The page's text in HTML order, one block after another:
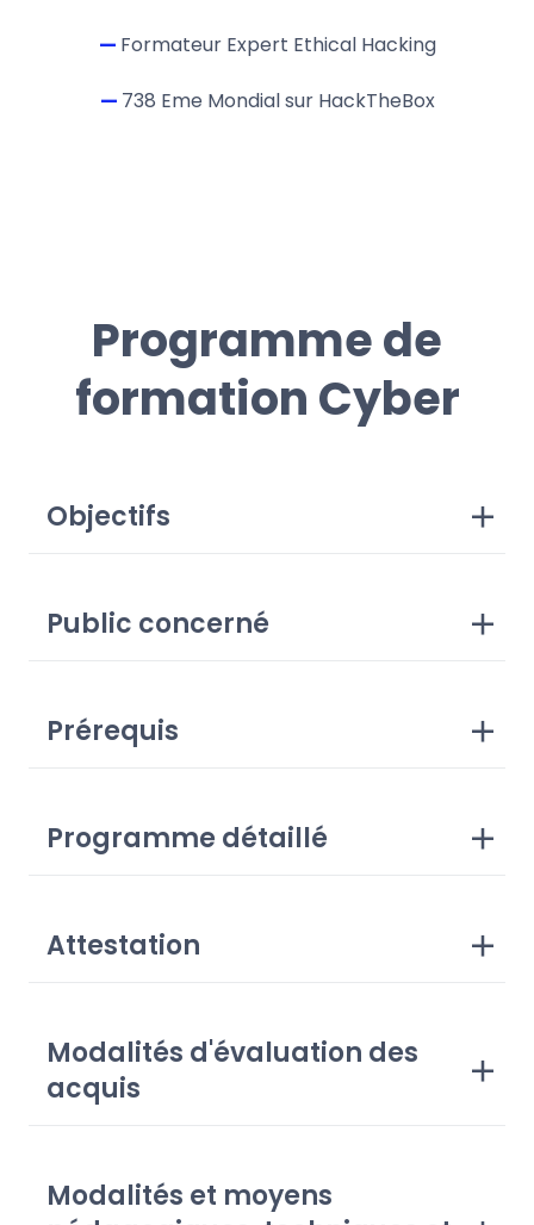
— Formateur Expert Ethical Hacking
— 738 Eme Mondial sur HackTheBox
Programme de
formation Cyber
Objectifs
Public concerné
Prérequis
Programme détaillé
Attestation
Modalités d'évaluation des
acquis
Modalités et moyens